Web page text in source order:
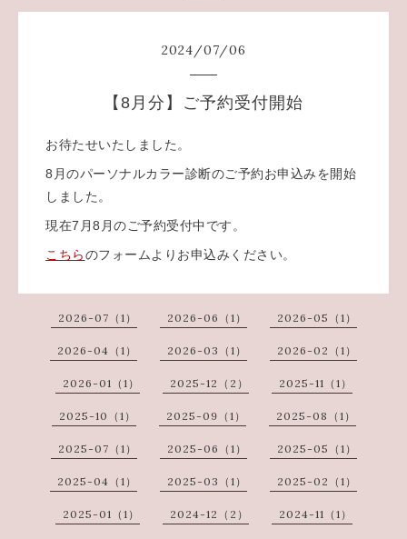
2024/07/06
【8月分】ご予約受付開始
お待たせいたしました。
8月のパーソナルカラー診断のご予約お申込みを開始
しました。
現在7月8月のご予約受付中です。
こちらのフォームよりお申込みください。
2026-07（1） 2026-06（1） 2026-05（1）
2026-04（1） 2026-03（1） 2026-02（1）
2026-01（1） 2025-12（2） 2025-11（1）
2025-10（1） 2025-09（1） 2025-08（1）
2025-07（1） 2025-06（1） 2025-05（1）
2025-04（1） 2025-03（1） 2025-02（1）
2025-01（1） 2024-12（2） 2024-11（1）